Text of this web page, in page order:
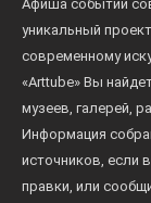
Афиша событий
уникальный
современному
«Arttube» Вы
музеев, галерей,
Информация
источников, если
правки, или